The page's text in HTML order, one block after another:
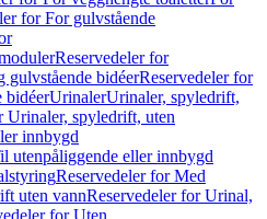
for For gulvstående
Reservedeler for
gulvstående bidéerReservedeler for
bidéerUrinalerUrinaler, spyledrift,
Urinaler, spyledrift, uten
innbygd
utenpåliggende eller innbygd
Reservedeler for Med
uten vannReservedeler for Urinal,
for Uten